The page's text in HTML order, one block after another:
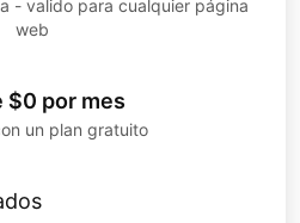
- valido para cualquier página
web
$0 por mes
un plan gratuito